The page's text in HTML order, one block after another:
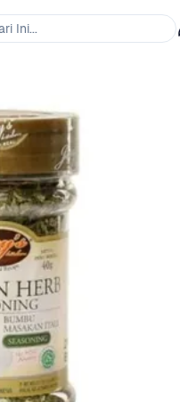
Ini...